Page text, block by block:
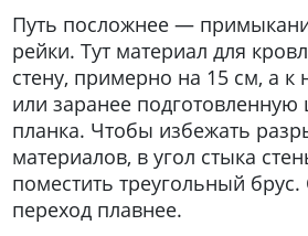
Путь посложнее —
рейки. Тут материал для
стену, примерно на 15 см, а к
или заранее подготовленную
планка. Чтобы избежать
материалов, в угол стыка
поместить треугольный брус.
переход плавнее.